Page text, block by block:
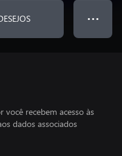
● ● ●
recebem acesso às
dados associados